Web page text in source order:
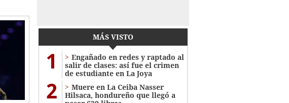
MÁS VISTO
1
Engañado en redes y raptado al
salir de clases: así fue el crimen
de estudiante en La Joya
2
Muere en La Ceiba Nasser
Hilsaca, hondureño que llegó a